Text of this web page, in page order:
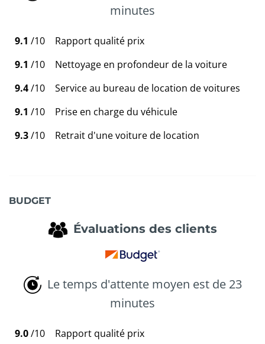
minutes
9.1 /10
Rapport qualité prix
9.1 /10
Nettoyage en profondeur de la voiture
9.4/10
Service au bureau de location de voitures
9.1 /10
Prise en charge du véhicule
9.3/10 Retrait d'une voiture de location
BUDGET
Évaluations des clients
Le temps d'attente moyen est de 23
minutes
9.0/10 Rapport qualité prix